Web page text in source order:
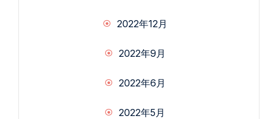
2022年12月
2022年9月
2022年6月
2022年5月